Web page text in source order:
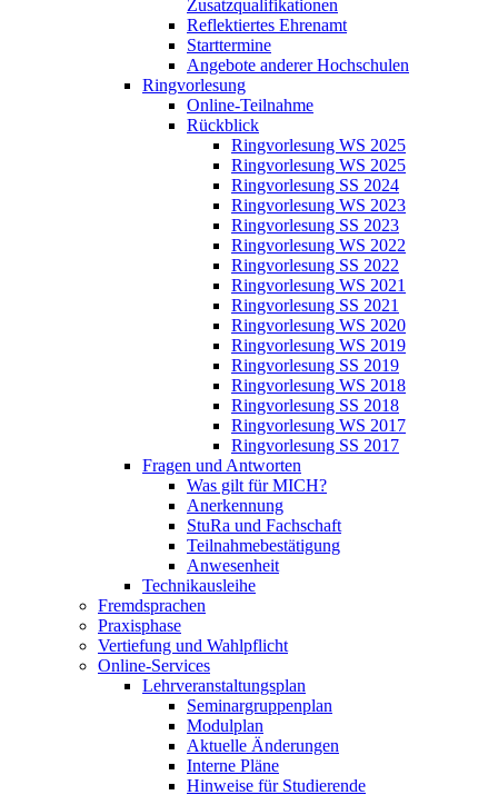
Zusatzqualifikationen
Reflektiertes Ehrenamt
Starttermine
Angebote anderer Hochschulen
Ringvorlesung
Online-Teilnahme
Rückblick
Ringvorlesung WS 2025
Ringvorlesung WS 2025
Ringvorlesung SS 2024
Ringvorlesung WS 2023
Ringvorlesung SS 2023
Ringvorlesung WS 2022
Ringvorlesung SS 2022
Ringvorlesung WS 2021
Ringvorlesung SS 2021
Ringvorlesung WS 2020
Ringvorlesung WS 2019
Ringvorlesung SS 2019
Ringvorlesung WS 2018
Ringvorlesung SS 2018
Ringvorlesung WS 2017
Ringvorlesung SS 2017
Fragen und Antworten
Was gilt für MICH?
Anerkennung
StuRa und Fachschaft
Teilnahmebestätigung
Anwesenheit
Technikausleihe
Fremdsprachen
Praxisphase
Vertiefung und Wahlpflicht
Online-Services
Lehrveranstaltungsplan
Seminargruppenplan
Modulplan
Aktuelle Änderungen
Interne Pläne
Hinweise für Studierende